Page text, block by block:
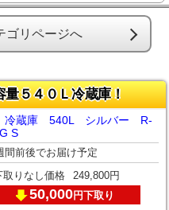
ゴリページへ
量５４０Ｌ冷蔵庫！
冷蔵庫 540L シルバー R-
S
間前後でお届け予定
取りなし価格 249,800円
50,000円下取り